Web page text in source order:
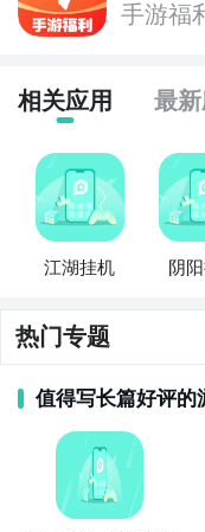
手游福
相关应用 最
江湖挂机
阴
热门专题
值得写长篇好评的